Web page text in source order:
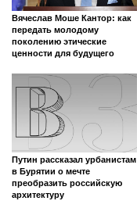
Вячеслав Моше Кантор: как
передать молодому
поколению этические
ценности для будущего
Путин рассказал урбанистам
в Бурятии о мечте
преобразить российскую
архитектуру